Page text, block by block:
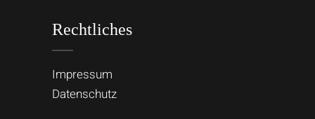
Rechtliches
Impressum
Datenschutz